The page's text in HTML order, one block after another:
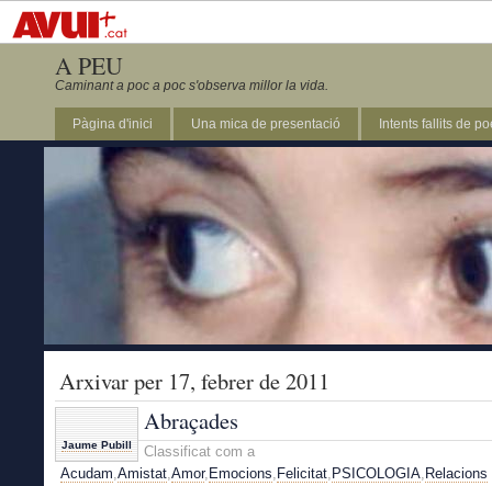
A PEU
Caminant a poc a poc s'observa millor la vida.
Pàgina d'inici Una mica de presentació Intents fallits de
Arxivar per 17, febrer de 2011
Jaume Pubill
Abraçades
Classificat com a
Acudam,Amistat,Amor, Emocions, Felicitat, PSICOLOGIA, Relacions